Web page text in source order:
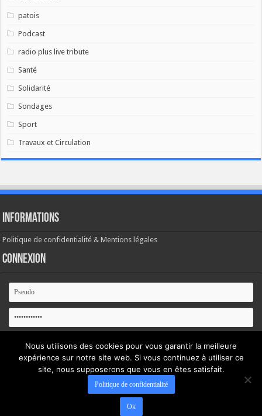
patois
Podcast
radio plus live tribute
Santé
Solidarité
Sondages
Sport
Travaux et Circulation
Informations
Politique de confidentialité & Mentions légales
Connexion
Se souvenir de moi
Mot de passe oublié ?
Nous utilisons des cookies pour vous garantir la meilleure
expérience sur notre site web. Si vous continuez à utiliser ce
site, nous supposerons que vous en êtes satisfait.
Politique de confidentialité
Ok